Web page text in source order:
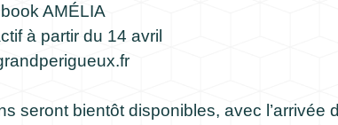
AMÉLIA
à partir du 14 avril
seront bientôt disponibles, avec